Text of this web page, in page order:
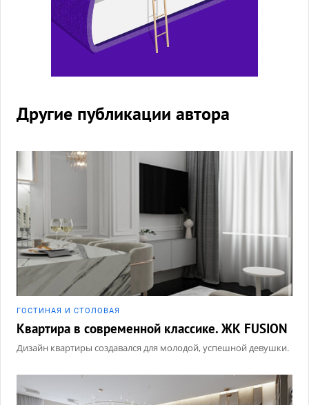
Другие публикации автора
ГОСТИНАЯ И СТОЛОВАЯ
Квартира в современной классике. ЖК FUSION
Дизайн квартиры создавался для молодой, успешной девушки.